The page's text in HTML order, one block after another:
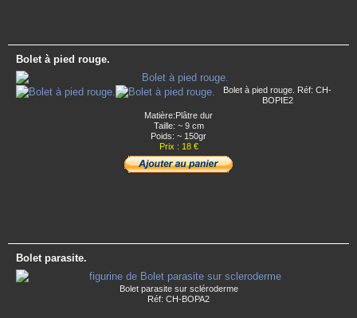
Bolet à pied rouge.
Bolet à pied rouge. Réf: CH-
BOPIE2
Matière:Plâtre dur
Taille: ~ 9 cm
Poids: ~ 150gr
Prix : 18 €
Bolet parasite.
Bolet parasite sur scléroderme
Réf: CH-BOPA2